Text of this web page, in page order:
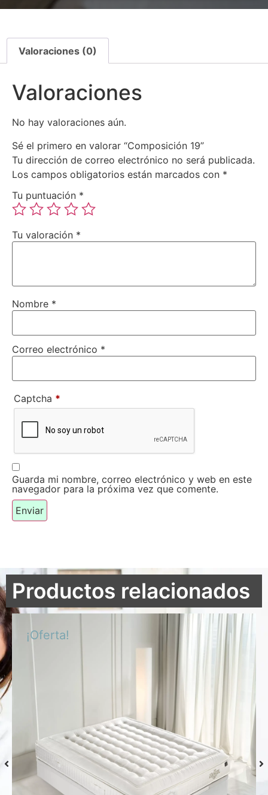
Valoraciones (0)
Valoraciones
No hay valoraciones aún.
Sé el primero en valorar “Composición 19”
Tu dirección de correo electrónico no será publicada.
Los campos obligatorios están marcados con *
Tu puntuación *
Tu valoración *
Nombre *
Correo electrónico *
Captcha *
Guarda mi nombre, correo electrónico y web en este
navegador para la próxima vez que comente.
Productos relacionados
¡Oferta!
Colchón S-Grafeno Hannes